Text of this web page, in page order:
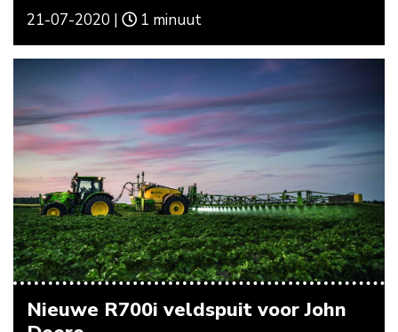
21-07-2020 | 1 minuut
Nieuwe R700i veldspuit voor John